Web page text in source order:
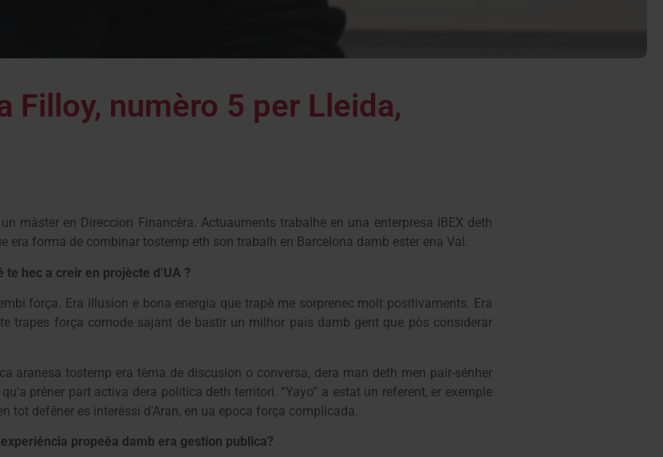
Filloy, numèro 5 per Lleida,
màster en Direccion Financèra. Actuauments trabalhe en una enterpresa IBEX deth
era forma de combinar tostemp eth son trabalh en Barcelona damb ester ena Val.
hec a creir en projècte d’UA ?
força. Era illusion e bona energia que trapè me sorprenec molt positivaments. Era
trapes força comode sajant de bastir un milhor país damb gent que pòs considerar
aranesa tostemp era tèma de discusion o conversa, dera man deth men pair-sénher
préner part activa dera politica deth territori. “Yayo” a estat un referent, er exemple
deféner es interéssi d’Aran, en ua epoca força complicada.
propeèa damb era gestion publica?